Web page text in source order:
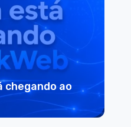
chegando ao